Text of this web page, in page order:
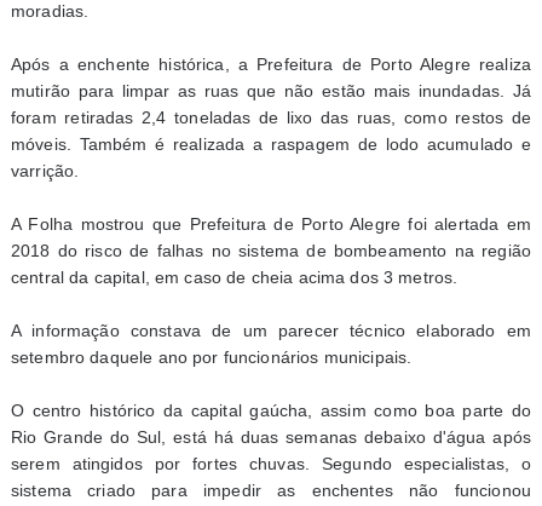
moradias.
Após a enchente histórica, a Prefeitura de Porto Alegre realiza
mutirão para limpar as ruas que não estão mais inundadas. Já
foram retiradas 2,4 toneladas de lixo das ruas, como restos de
móveis. Também é realizada a raspagem de lodo acumulado e
varrição.
A Folha mostrou que Prefeitura de Porto Alegre foi alertada em
2018 do risco de falhas no sistema de bombeamento na região
central da capital, em caso de cheia acima dos 3 metros.
A informação constava de um parecer técnico elaborado em
setembro daquele ano por funcionários municipais.
O centro histórico da capital gaúcha, assim como boa parte do
Rio Grande do Sul, está há duas semanas debaixo d'água após
serem atingidos por fortes chuvas. Segundo especialistas, o
sistema criado para impedir as enchentes não funcionou